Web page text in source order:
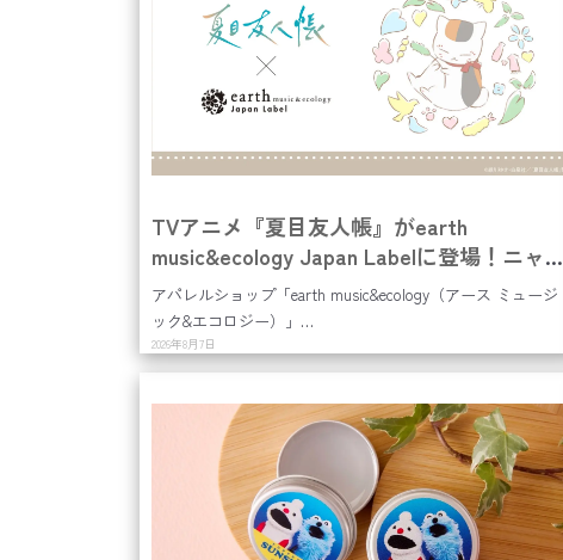
TVアニメ『夏目友人帳』がearth
music&ecology Japan Labelに登場！ニャン
コ先生をモチーフにしたアイテムが8月7日
(金)より受注販売
アパレルショップ「earth music&ecology（アース ミュージ
ック&エコロジー）」…
2026年8月7日